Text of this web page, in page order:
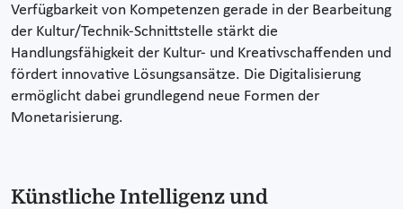
Verfügbarkeit von Kompetenzen gerade in der Bearbeitung
der Kultur/Technik-Schnittstelle stärkt die
Handlungsfähigkeit der Kultur- und Kreativschaffenden und
fördert innovative Lösungsansätze. Die Digitalisierung
ermöglicht dabei grundlegend neue Formen der
Monetarisierung.
Künstliche Intelligenz und